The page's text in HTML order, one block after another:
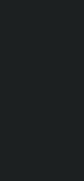
sniegtās